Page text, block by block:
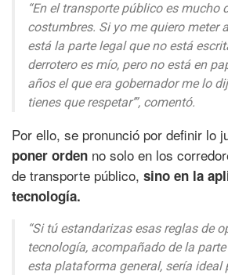
“En el transporte público es mucho
costumbres. Si yo me quiero meter
está la parte legal que no está
derrotero es mío, pero no está en
años el que era gobernador me lo
tienes que respetar’”, comentó.
Por ello, se pronunció por definir lo
poner orden no solo en los
de transporte público, sino en la
tecnología.
“Si tú estandarizas esas reglas de
tecnología, acompañado de la
esta plataforma general, sería ideal